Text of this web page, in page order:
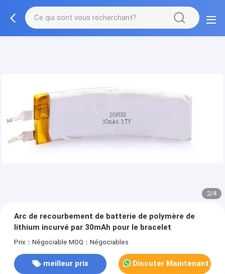
2/4
Arc de recourbement de batterie de polymère de
lithium incurvé par 30mAh pour le bracelet
Prix：Négociable MOQ：Négociables
meilleur prix Discuter Maintenant